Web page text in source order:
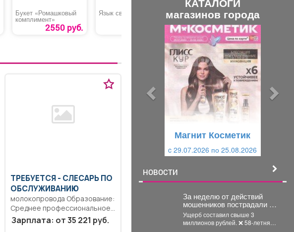
Букет «Ромашковый
комплимент»
2550 руб.
Язык свиной
руб
Букет «Алтай»
4150 руб.
ТРЕБУЕТСЯ - СЛЕСАРЬ ПО
ОБСЛУЖИВАНИЮ
молокопровода Образование:
Среднее профессиональное
образование.. Осуществляет
текущий ремонт молочного
Зарплата: от 35 221 руб.
магазинов города
Магнит Косметик
c 29.07.2026 по 25.08.2026
НОВОСТИ
За неделю от действий
мошенников пострадали 5
горожан в возрасте от 24 до
58 лет.
Ущерб составил свыше 3
миллионов рублей. ❌ 58-летняя